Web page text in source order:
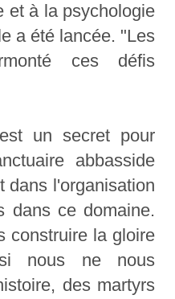
et à la psychologie
a été lancée. "Les
ces défis
un secret pour
abbasside
dans l'organisation
dans ce domaine.
construire la gloire
nous ne nous
des martyrs